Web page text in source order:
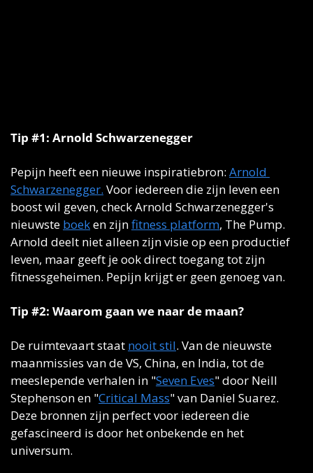
Tip #1: Arnold Schwarzenegger
Pepijn heeft een nieuwe inspiratiebron: Arnold
Schwarzenegger. Voor iedereen die zijn leven een
boost wil geven, check Arnold Schwarzenegger's
nieuwste boek en zijn fitness platform, The Pump.
Arnold deelt niet alleen zijn visie op een productief
leven, maar geeft je ook direct toegang tot zijn
fitnessgeheimen. Pepijn krijgt er geen genoeg van.
Tip #2: Waarom gaan we naar de maan?
De ruimtevaart staat nooit stil. Van de nieuwste
maanmissies van de VS, China, en India, tot de
meeslepende verhalen in "Seven Eves" door Neill
Stephenson en "Critical Mass" van Daniel Suarez.
Deze bronnen zijn perfect voor iedereen die
gefascineerd is door het onbekende en het
universum.